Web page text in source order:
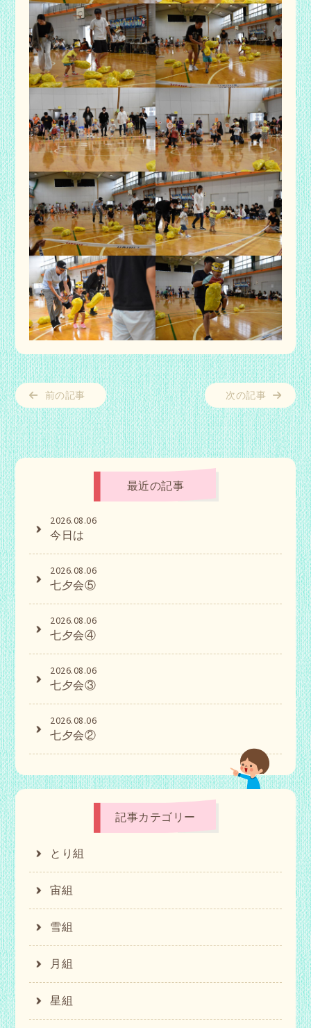
前の記事 次の記事
最近の記事
2026.08.06
今日は
2026.08.06
七夕会⑤
2026.08.06
七夕会④
2026.08.06
七夕会③
2026.08.06
七夕会②
記事カテゴリー
とり組
宙組
雪組
月組
星組